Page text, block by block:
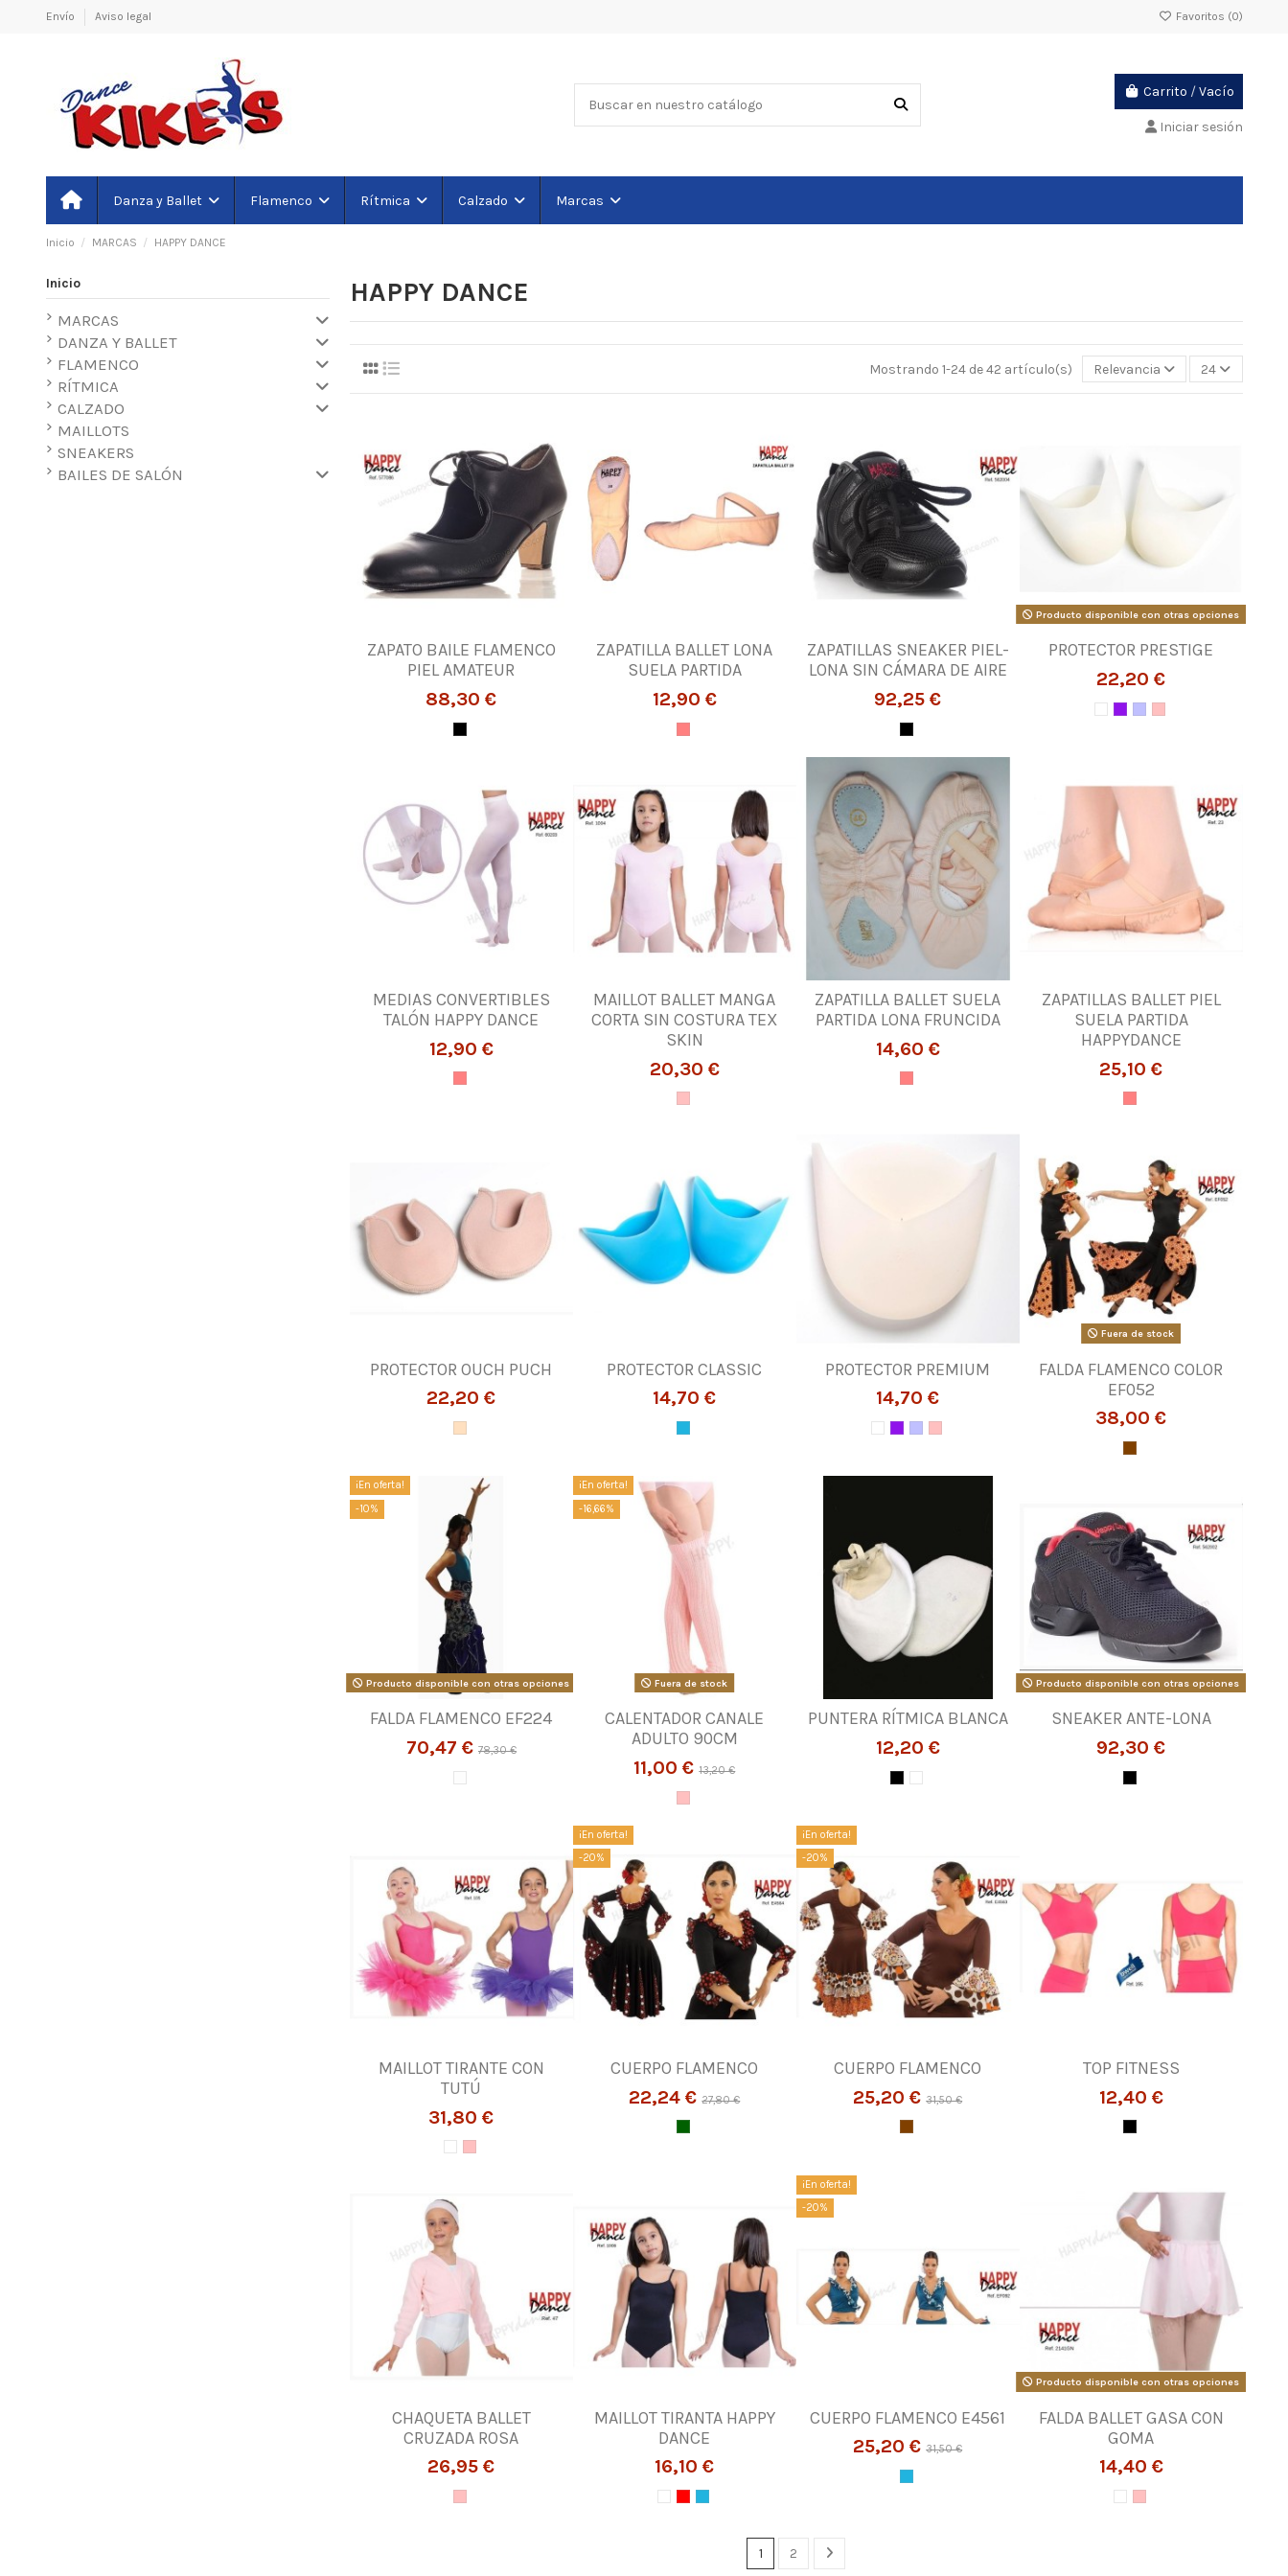
Envío Aviso legal Favoritos (0)
Carrito /Vacío
Iniciar sesión
Danza y Ballet Flamenco Rítmica Calzado Marcas
Inicio MARCAS HAPPY DANCE
HAPPY DANCE
Mostrando 1-24 de 42 artículo(s) Relevancia 24
ZAPATO BAILE FLAMENCO
PIEL AMATEUR
88,30 €
ZAPATILLA BALLET LONA
SUELA PARTIDA
12,90 €
ZAPATILLAS SNEAKER PIEL-
LONA SIN CÁMARA DE AIRE
92,25 €
Producto disponible con otras opciones
PROTECTOR PRESTIGE
22,20 €
MEDIAS CONVERTIBLES
TALÓN HAPPY DANCE
12,90 €
MAILLOT BALLET MANGA
CORTA SIN COSTURA TEX
SKIN
20,30 €
ZAPATILLA BALLET SUELA
PARTIDA LONA FRUNCIDA
14,60 €
ZAPATILLAS BALLET PIEL
SUELA PARTIDA
HAPPYDANCE
25,10 €
PROTECTOR OUCH PUCH
22,20 €
PROTECTOR CLASSIC
14,70 €
PROTECTOR PREMIUM
14,70 €
Fuera de stock
FALDA FLAMENCO COLOR
EF052
38,00 €
¡En oferta!
-10%
Producto disponible con otras opciones
FALDA FLAMENCO EF224
70,47 € 78,30 €
¡En oferta!
-16,66%
Fuera de stock
CALENTADOR CANALE
ADULTO 90CM
11,00 €13,20 €
PUNTERA RÍTMICA BLANCA
12,20 €
Producto disponible con otras opciones
SNEAKER ANTE-LONA
92,30 €
MAILLOT TIRANTE CON
TUTÚ
31,80 €
¡En oferta!
-20%
CUERPO FLAMENCO
22,24 €27,80 €
¡En oferta!
-20%
CUERPO FLAMENCO
25,20 €31,50 €
TOP FITNESS
12,40 €
CHAQUETA BALLET
CRUZADA ROSA
26,95 €
MAILLOT TIRANTA HAPPY
DANCE
16,10 €
¡En oferta!
-20%
CUERPO FLAMENCO E4561
25,20 €31,50 €
Producto disponible con otras opciones
FALDA BALLET GASA CON
GOMA
14,40 €
1 2
Inicio
MARCAS
DANZA Y BALLET
FLAMENCO
RÍTMICA
CALZADO
MAILLOTS
SNEAKERS
BAILES DE SALÓN